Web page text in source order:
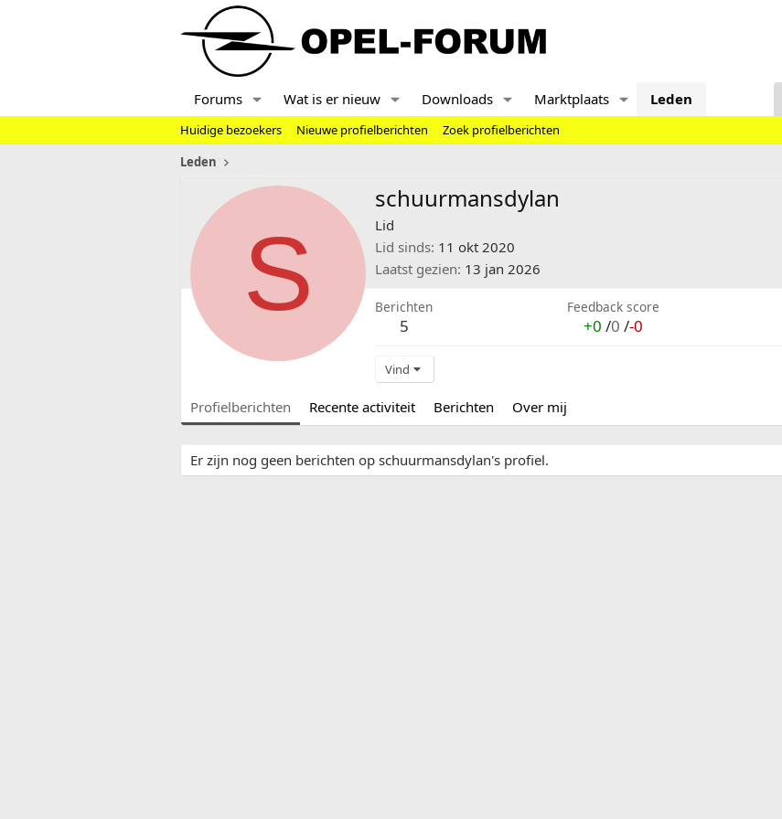
Forums Wat is er nieuw Downloads Marktplaats Leden
Huidige bezoekers Nieuwe profielberichten
Zoek profielberichten
Leden
S
schuurmansdylan
Lid
Lid sinds 11 okt 2020
Laatst gezien 13 jan 2026
Berichten
5
Feedback score
+0 /0 /-0
Vind
Profielberichten Recente activiteit Berichten Over mij
Er zijn nog geen berichten op schuurmansdylan's profiel.